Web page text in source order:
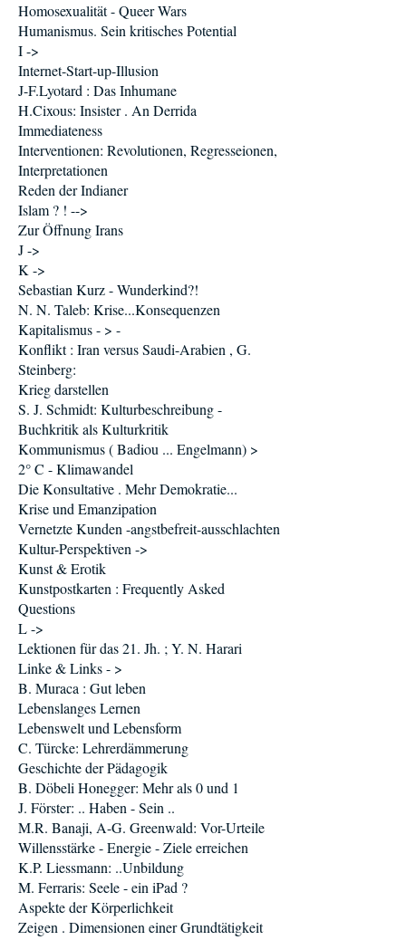
Homosexualität - Queer Wars
Humanismus. Sein kritisches Potential
I ->
Internet-Start-up-Illusion
J-F.Lyotard : Das Inhumane
H.Cixous: Insister . An Derrida
Immediateness
Interventionen: Revolutionen, Regresseionen,
Interpretationen
Reden der Indianer
Islam ? ! -->
Zur Öffnung Irans
J ->
K ->
Sebastian Kurz - Wunderkind?!
N. N. Taleb: Krise...Konsequenzen
Kapitalismus - > -
Konflikt : Iran versus Saudi-Arabien , G.
Steinberg:
Krieg darstellen
S. J. Schmidt: Kulturbeschreibung -
Buchkritik als Kulturkritik
Kommunismus ( Badiou ... Engelmann) >
2° C - Klimawandel
Die Konsultative . Mehr Demokratie...
Krise und Emanzipation
Vernetzte Kunden -angstbefreit-ausschlachten
Kultur-Perspektiven ->
Kunst & Erotik
Kunstpostkarten : Frequently Asked
Questions
L ->
Lektionen für das 21. Jh. ; Y. N. Harari
Linke & Links - >
B. Muraca : Gut leben
Lebenslanges Lernen
Lebenswelt und Lebensform
C. Türcke: Lehrerdämmerung
Geschichte der Pädagogik
B. Döbeli Honegger: Mehr als 0 und 1
J. Förster: .. Haben - Sein ..
M.R. Banaji, A-G. Greenwald: Vor-Urteile
Willensstärke - Energie - Ziele erreichen
K.P. Liessmann: ..Unbildung
M. Ferraris: Seele - ein iPad ?
Aspekte der Körperlichkeit
Zeigen . Dimensionen einer Grundtätigkeit